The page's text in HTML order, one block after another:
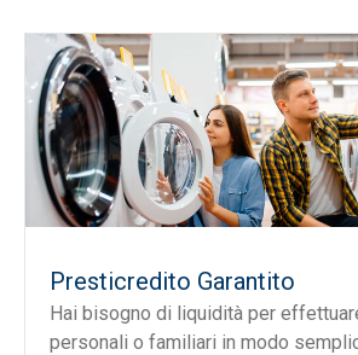
Presticredito Garantito
Hai bisogno di liquidità per
personali o familiari in modo